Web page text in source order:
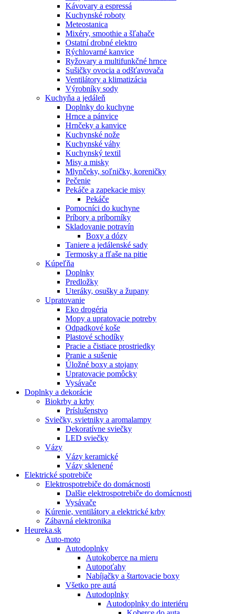
Kávovary a espressá
Kuchynské roboty
Meteostanica
Mixéry, smoothie a šľahače
Ostatní drobné elektro
Rýchlovarné kanvice
Ryžovary a multifunkčné hrnce
Sušičky ovocia a odšťavovača
Ventilátory a klimatizácia
Výrobníky sody
Kuchyňa a jedáleň
Doplnky do kuchyne
Hrnce a pánvice
Hrnčeky a kanvice
Kuchynské nože
Kuchynské váhy
Kuchynský textil
Misy a misky
Mlynčeky, soľničky, koreničky
Pečenie
Pekáče a zapekacie misy
Pekáče
Pomocníci do kuchyne
Príbory a príborníky
Skladovanie potravín
Boxy a dózy
Taniere a jedálenské sady
Termosky a fľaše na pitie
Kúpeľňa
Doplnky
Predložky
Uteráky, osušky a župany
Upratovanie
Eko drogéria
Mopy a upratovacie potreby
Odpadkové koše
Plastové schodíky
Pracie a čistiace prostriedky
Pranie a sušenie
Úložné boxy a stojany
Upratovacie pomôcky
Vysávače
Doplnky a dekorácie
Biokrby a krby
Príslušenstvo
Sviečky, svietniky a aromalampy
Dekoratívne sviečky
LED sviečky
Vázy
Vázy keramické
Vázy sklenené
Elektrické spotrebiče
Elektrospotrebiče do domácnosti
Dalšie elektrospotrebiče do domácnosti
Vysávače
Kúrenie, ventilátory a elektrické krby
Zábavná elektronika
Heureka.sk
Auto-moto
Autodoplnky
Autokoberce na mieru
Autopoťahy
Nabíjačky a štartovacie boxy
Všetko pre autá
Autodoplnky
Autodoplnky do interiéru